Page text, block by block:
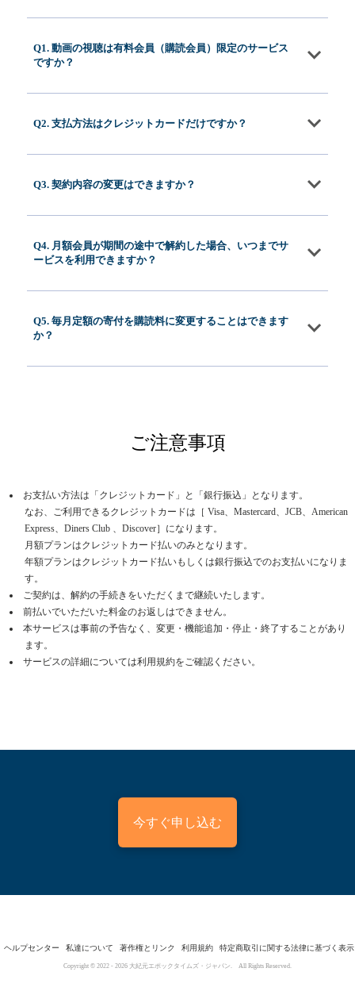
Q1. 動画の視聴は有料会員（購読会員）限定のサービス
ですか？
Q2. 支払方法はクレジットカードだけですか？
Q3. 契約内容の変更はできますか？
Q4. 月額会員が期間の途中で解約した場合、いつまでサ
ービスを利用できますか？
Q5. 毎月定額の寄付を購読料に変更することはできます
か？
ご注意事項
お支払い方法は「クレジットカード」と「銀行振込」となります。
なお、ご利用できるクレジットカードは［ Visa、Mastercard、JCB、American
Express、Diners Club 、Discover］になります。
月額プランはクレジットカード払いのみとなります。
年額プランはクレジットカード払いもしくは銀行振込でのお支払いになりま
す。
ご契約は、解約の手続きをいただくまで継続いたします。
前払いでいただいた料金のお返しはできません。
本サービスは事前の予告なく、変更・機能追加・停止・終了することがあり
ます。
サービスの詳細については利用規約をご確認ください。
今すぐ申し込む
ヘルプセンター 私達について 著作権とリンク 利用規約 特定商取引に関する法律に基づく表示
Copyright © 2022 - 2026 大紀元エポックタイムズ・ジャパン. All Rights Reserved.